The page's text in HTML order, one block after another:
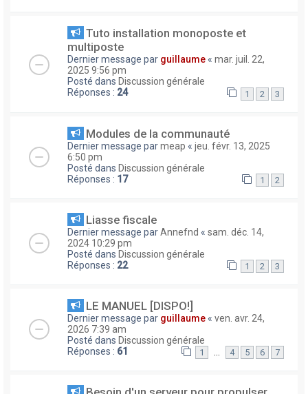
Tuto installation monoposte et
multiposte
Dernier message par guillaume « mar. juil. 22,
2025 9:56 pm
Posté dans Discussion générale
Réponses : 24 1 2 3
Modules de la communauté
Dernier message parmeap « jeu. févr. 13, 2025
6:50 pm
Posté dans Discussion générale
Réponses : 17 1 2
Liasse fiscale
Dernier message parAnnefnd « sam. déc. 14,
2024 10:29 pm
Posté dans Discussion générale
Réponses : 22 1 2 3
LE MANUEL [DISPO!]
Dernier message par guillaume « ven. avr. 24,
2026 7:39 am
Posté dans Discussion générale
Réponses : 61 1 … 4 5 6 7